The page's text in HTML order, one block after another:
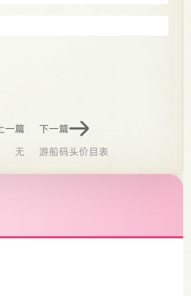
一篇
无
下一篇
游船码头价目表